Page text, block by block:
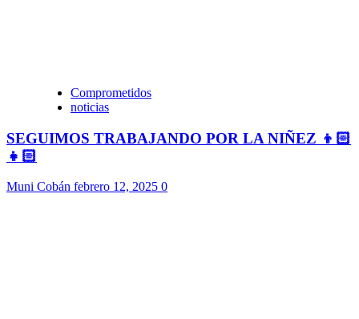
Comprometidos
noticias
SEGUIMOS TRABAJANDO POR LA NIÑEZ 👦🏻
👧🏻
Muni Cobán febrero 12, 2025 0